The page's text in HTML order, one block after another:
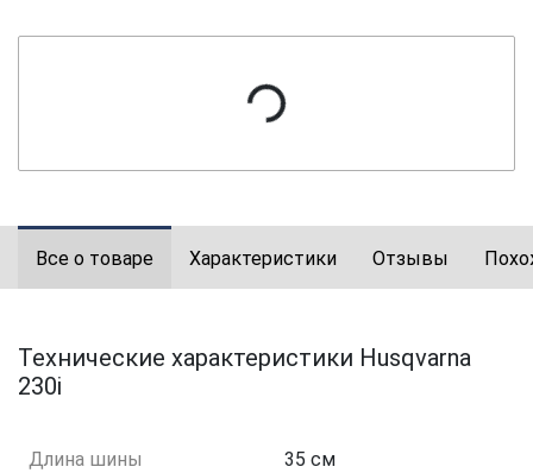
Все о товаре Характеристики Отзывы
Технические характеристики Husqvarna
230i
Длина шины 35 см